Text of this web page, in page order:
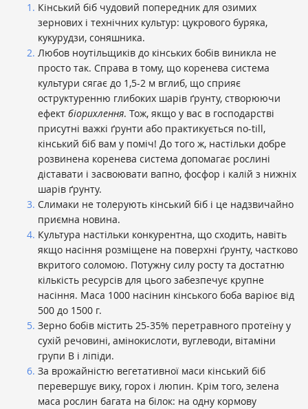
Кінський біб чудовий попередник для озимих
зернових і технічних культур: цукрового буряка,
кукурудзи, соняшника.
Любов ноутільщиків до кінських бобів виникла не
просто так. Справа в тому, що коренева система
культури сягає до 1,5-2 м вглиб, що сприяє
оструктуренню глибоких шарів ґрунту, створюючи
ефект біорихлення. Тож, якщо у вас в господарстві
присутні важкі ґрунти або практикується no-till,
кінський біб вам у поміч! До того ж, настільки добре
розвинена коренева система допомагає рослині
діставати і засвоювати вапно, фосфор і калій з нижніх
шарів ґрунту.
Слимаки не толерують кінський біб і це надзвичайно
приємна новина.
Культура настільки конкурентна, що сходить, навіть
якщо насіння розміщене на поверхні ґрунту, частково
вкритого соломою. Потужну силу росту та достатню
кількість ресурсів для цього забезпечує крупне
насіння. Маса 1000 насінин кінського боба варіює від
500 до 1500 г.
Зерно бобів містить 25-35% перетравного протеїну у
сухій речовині, амінокислоти, вуглеводи, вітаміни
групи В і ліпіди.
За врожайністю вегетативної маси кінський біб
перевершує вику, горох і люпин. Крім того, зелена
маса рослин багата на білок: на одну кормову